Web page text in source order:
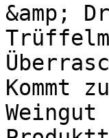
&amp;
Kommt